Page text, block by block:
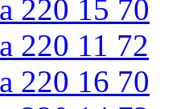
220 15 70
220 11 72
220 16 70